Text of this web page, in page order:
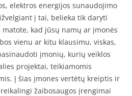
elektros energijos sunaudojimo
į tai, belieka tik daryti
kad jūsų namų ar įmonės
vienu ar kitu klausimu, viskas,
įmonių, kurių veiklos
projektai, teikiamomis
Į šias įmones vertėtų kreiptis ir
žaibosaugos įrengimai